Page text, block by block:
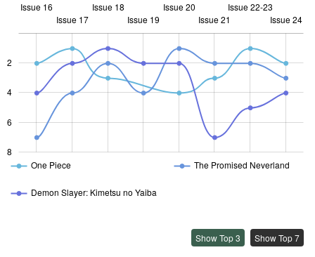
L
2
4
6
8
Issue 16
Issue 17
Issue 18
Issue 19
Issue 20
Issue 21
Issue 22-23
Issue 24
One Piece The Promised Neverland
Demon Slayer: Kimetsu no Yaiba
Show Top 3 Show Top 7